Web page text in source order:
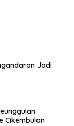
Jadi
Cikembulan